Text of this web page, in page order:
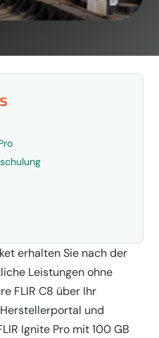
erhalten Sie nach der
Leistungen ohne
FLIR C8 über Ihr
und
Ignite Pro mit 100 GB